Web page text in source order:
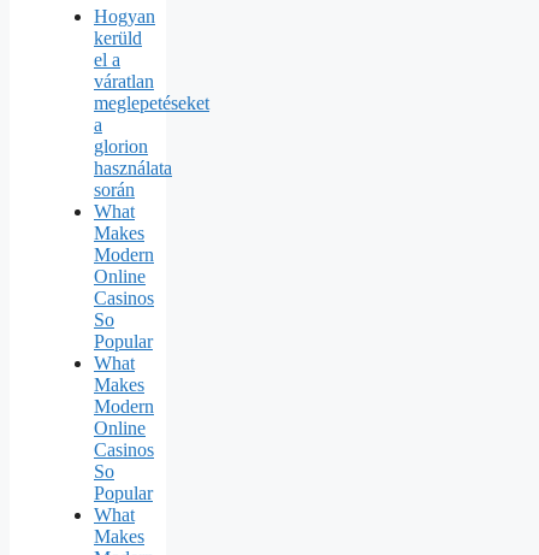
Hogyan
kerüld
el a
váratlan
meglepetéseket
a
glorion
használata
során
What
Makes
Modern
Online
Casinos
So
Popular
What
Makes
Modern
Online
Casinos
So
Popular
What
Makes